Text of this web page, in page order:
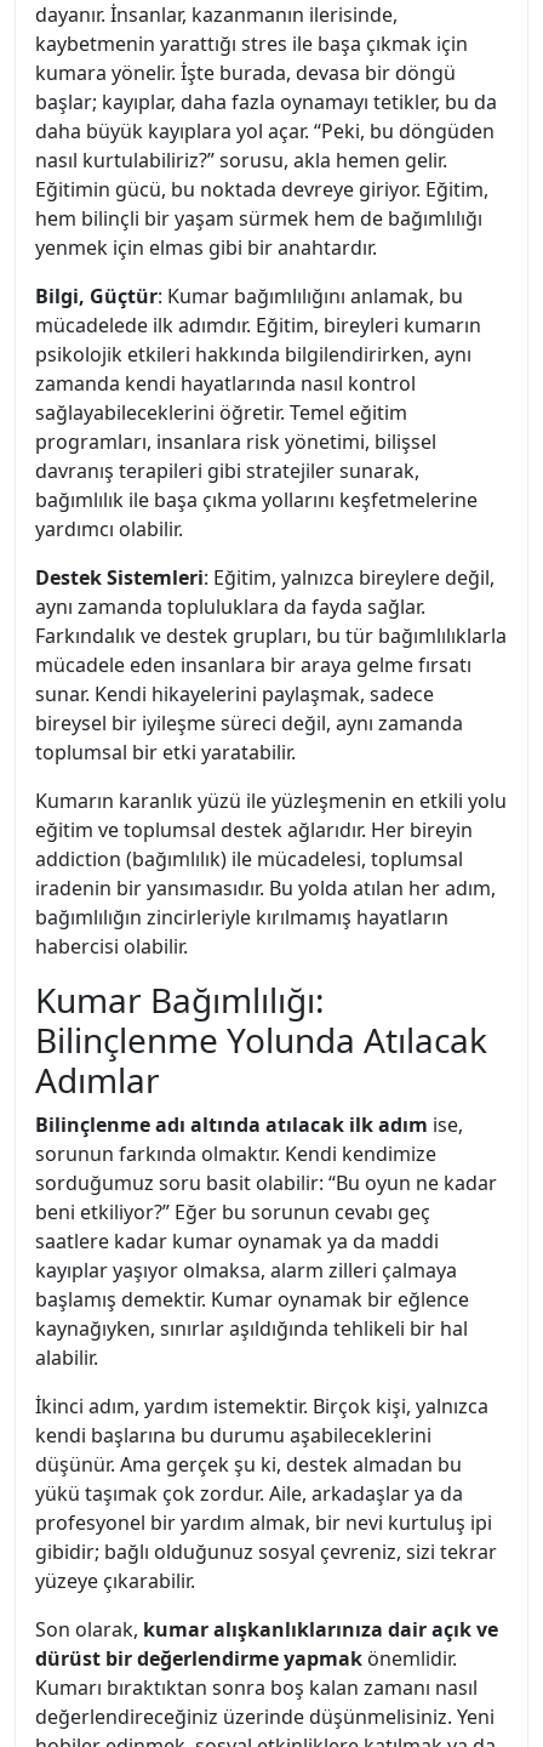
dayanır. İnsanlar, kazanmanın ilerisinde,
kaybetmenin yarattığı stres ile başa çıkmak için
kumara yönelir. İşte burada, devasa bir döngü
başlar; kayıplar, daha fazla oynamayı tetikler, bu da
daha büyük kayıplara yol açar. “Peki, bu döngüden
nasıl kurtulabiliriz?” sorusu, akla hemen gelir.
Eğitimin gücü, bu noktada devreye giriyor. Eğitim,
hem bilinçli bir yaşam sürmek hem de bağımlılığı
yenmek için elmas gibi bir anahtardır.
Bilgi, Güçtür: Kumar bağımlılığını anlamak, bu
mücadelede ilk adımdır. Eğitim, bireyleri kumarın
psikolojik etkileri hakkında bilgilendirirken, aynı
zamanda kendi hayatlarında nasıl kontrol
sağlayabileceklerini öğretir. Temel eğitim
programları, insanlara risk yönetimi, bilişsel
davranış terapileri gibi stratejiler sunarak,
bağımlılık ile başa çıkma yollarını keşfetmelerine
yardımcı olabilir.
Destek Sistemleri: Eğitim, yalnızca bireylere değil,
aynı zamanda topluluklara da fayda sağlar.
Farkındalık ve destek grupları, bu tür bağımlılıklarla
mücadele eden insanlara bir araya gelme fırsatı
sunar. Kendi hikayelerini paylaşmak, sadece
bireysel bir iyileşme süreci değil, aynı zamanda
toplumsal bir etki yaratabilir.
Kumarın karanlık yüzü ile yüzleşmenin en etkili yolu
eğitim ve toplumsal destek ağlarıdır. Her bireyin
addiction (bağımlılık) ile mücadelesi, toplumsal
iradenin bir yansımasıdır. Bu yolda atılan her adım,
bağımlılığın zincirleriyle kırılmamış hayatların
habercisi olabilir.
Kumar Bağımlılığı:
Bilinçlenme Yolunda Atılacak
Adımlar
Bilinçlenme adı altında atılacak ilk adım ise,
sorunun farkında olmaktır. Kendi kendimize
sorduğumuz soru basit olabilir: “Bu oyun ne kadar
beni etkiliyor?” Eğer bu sorunun cevabı geç
saatlere kadar kumar oynamak ya da maddi
kayıplar yaşıyor olmaksa, alarm zilleri çalmaya
başlamış demektir. Kumar oynamak bir eğlence
kaynağıyken, sınırlar aşıldığında tehlikeli bir hal
alabilir.
İkinci adım, yardım istemektir. Birçok kişi, yalnızca
kendi başlarına bu durumu aşabileceklerini
düşünür. Ama gerçek şu ki, destek almadan bu
yükü taşımak çok zordur. Aile, arkadaşlar ya da
profesyonel bir yardım almak, bir nevi kurtuluş ipi
gibidir; bağlı olduğunuz sosyal çevreniz, sizi tekrar
yüzeye çıkarabilir.
Son olarak, kumar alışkanlıklarınıza dair açık ve
dürüst bir değerlendirme yapmak önemlidir.
Kumarı bıraktıktan sonra boş kalan zamanı nasıl
değerlendireceğiniz üzerinde düşünmelisiniz. Yeni